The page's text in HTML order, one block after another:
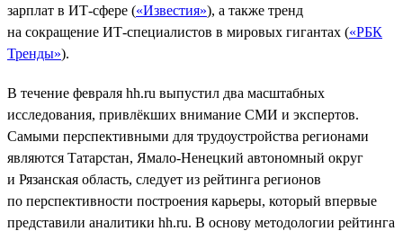
зарплат в ИТ-сфере («Известия»), а также тренд
на сокращение ИТ-специалистов в мировых гигантах («РБК
Тренды»).
В течение февраля hh.ru выпустил два масштабных
исследования, привлёкших внимание СМИ и экспертов.
Самыми перспективными для трудоустройства регионами
являются Татарстан, Ямало-Ненецкий автономный округ
и Рязанская область, следует из рейтинга регионов
по перспективности построения карьеры, который впервые
представили аналитики hh.ru. В основу методологии рейтинга